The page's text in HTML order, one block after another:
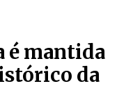
é mantida
da